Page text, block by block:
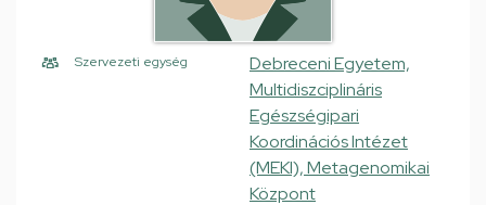
Szervezeti egység
Debreceni Egyetem,
Multidiszciplináris
Egészségipari
Koordinációs Intézet
(MEKI), Metagenomikai
Központ